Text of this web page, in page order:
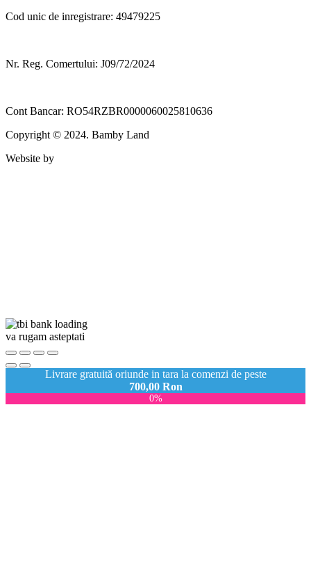
Cod unic de inregistrare: 49479225
Nr. Reg. Comertului: J09/72/2024
Cont Bancar: RO54RZBR0000060025810636
Copyright © 2024. Bamby Land
Website by
va rugam asteptati
Livrare gratuită oriunde in tara la comenzi de peste
700,00 Ron
0%